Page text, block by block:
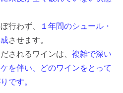
行わず、
１年間のシュール・
させます。
されるワインは、 複雑で深い
を伴い、どのワインをとって
です。